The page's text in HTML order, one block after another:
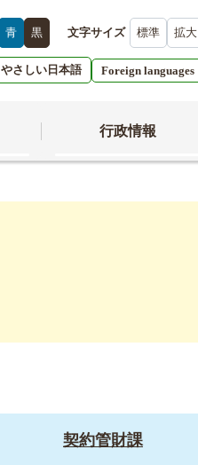
青 黒 文字サイズ 標準 拡大
やさしい日本語 Foreign languages
行政情報
契約管財課